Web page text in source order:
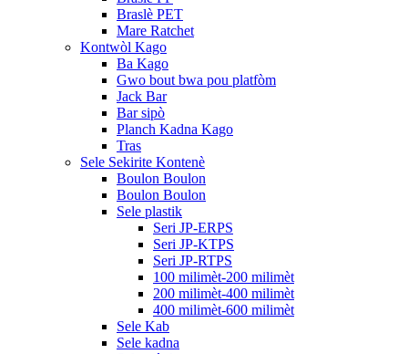
Braslè PET
Mare Ratchet
Kontwòl Kago
Ba Kago
Gwo bout bwa pou platfòm
Jack Bar
Bar sipò
Planch Kadna Kago
Tras
Sele Sekirite Kontenè
Boulon Boulon
Boulon Boulon
Sele plastik
Seri JP-ERPS
Seri JP-KTPS
Seri JP-RTPS
100 milimèt-200 milimèt
200 milimèt-400 milimèt
400 milimèt-600 milimèt
Sele Kab
Sele kadna